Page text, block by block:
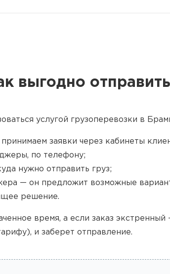
выгодно отправить
услугой грузоперевозки в
заявки через кабинеты
по телефону;
нужно отправить груз;
— он предложит возможные
решение.
время, а если заказ
и заберет отправление.